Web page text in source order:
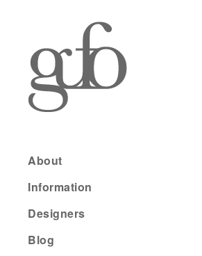
About
Information
Designers
Blog